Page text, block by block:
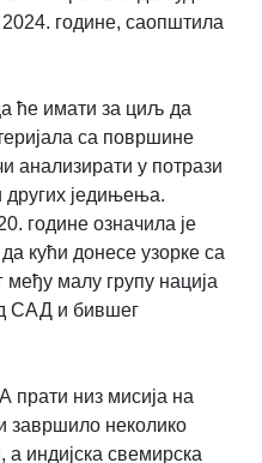
године, саопштила
ће имати за циљ да
са површине
анализирати у потрази
других једињења.
године означила је
кући донесе узорке са
малу групу нација
САД и бившег
низ мисија на
завршило неколико
индијска свемирска